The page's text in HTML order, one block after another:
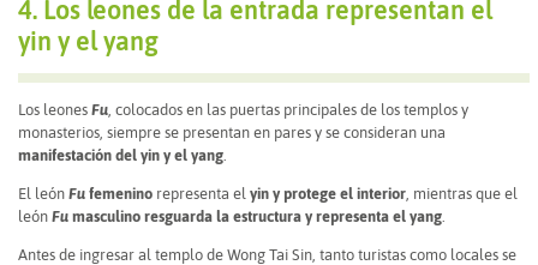
4. Los leones de la entrada representan el
yin y el yang
Los leones Fu , colocados en las puertas principales de los templos y
monasterios, siempre se presentan en pares y se consideran una
manifestación del yin y el yang
El león Fu femenino representa el yin y protege el interior , mientras que el
león Fu masculino resguarda la estructura y representa el yang
Antes de ingresar al templo de Wong Tai Sin, tanto turistas como locales se